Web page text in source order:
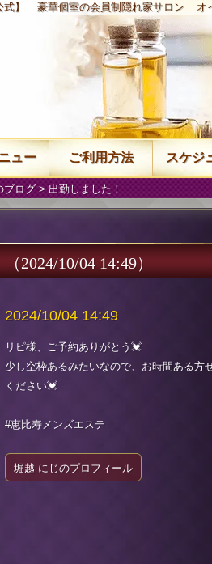
】 豪華個室の会員制隠れ家サロン オ
ブログ> 出勤しました！
（2024/10/04 14:49）
2024/10/04 14:49
リピ様、ご予約ありがとう💓
少し空枠あるみたいなので、お時間ある方
ください💓
#恵比寿メンズエステ
堀越 にじのプロフィール
ュー ご利用方法 スケジ